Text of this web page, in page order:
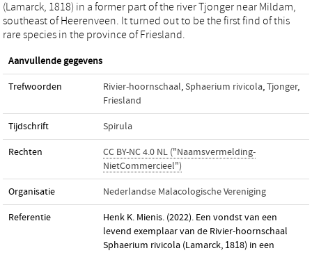
(Lamarck, 1818) in a former part of the river Tjonger near Mildam,
southeast of Heerenveen. It turned out to be the first find of this
rare species in the province of Friesland.
Aanvullende gegevens
Trefwoorden Rivier-hoornschaal,Sphaerium rivicola,Tjonger,
Friesland
Tijdschrift Spirula
Rechten
CC BY-NC 4.0 NL ("Naamsvermelding-
NietCommercieel")
Organisatie Nederlandse Malacologische Vereniging
Referentie
Henk K. Mienis. (2022). Een vondst van een
levend exemplaar van de Rivier-hoornschaal
Sphaerium rivicola (Lamarck, 1818) in een